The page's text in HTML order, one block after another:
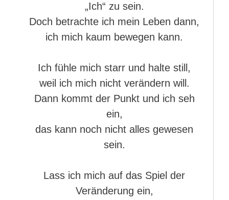
„Ich“ zu sein.
Doch betrachte ich mein Leben dann,
ich mich kaum bewegen kann.
Ich fühle mich starr und halte still,
weil ich mich nicht verändern will.
Dann kommt der Punkt und ich seh
ein,
das kann noch nicht alles gewesen
sein.
Lass ich mich auf das Spiel der
Veränderung ein,